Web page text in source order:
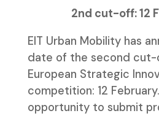
2nd cut-off: 12
EIT Urban Mobility has
date of the second
European Strategic
competition: 12
opportunity to submit